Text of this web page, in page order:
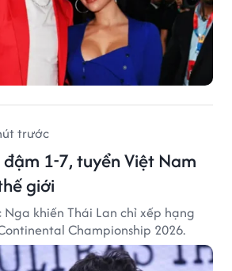
trước
1-7, tuyển Việt Nam
giới
khiến Thái Lan chỉ xếp hạng
Championship 2026.